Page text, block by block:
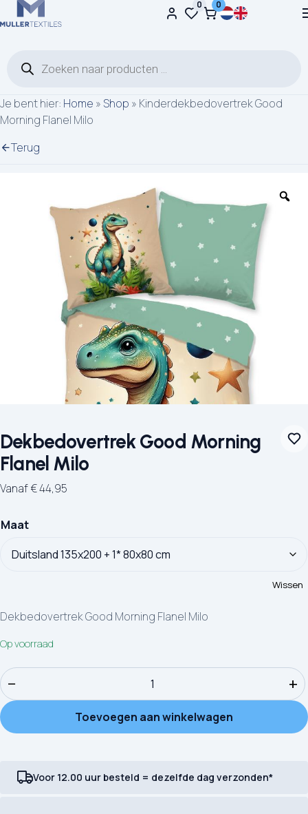
Ga naar de inhoud 0 0
Je bent hier: Home » Shop » Kinderdekbedovertrek Good
Morning Flanel Milo
Terug
Dekbedovertrek Good Morning
Flanel Milo
Vanaf€44,95
Maat
Wissen
Dekbedovertrek Good Morning Flanel Milo
Op voorraad
Kinderdekbedovertrek Good Morning Flanel Milo aantal
− +
Toevoegen aan winkelwagen
Voor 12.00 uur besteld = dezelfde dag verzonden*